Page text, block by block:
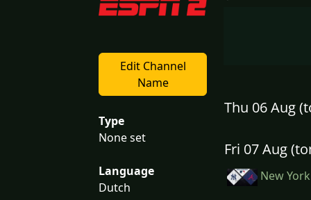
Edit Channel
Name
Type
None set
Language
Dutch
Thu 06 Aug
Fri 07 Aug
New